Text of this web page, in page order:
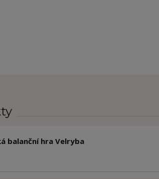
balanční hra Velryba